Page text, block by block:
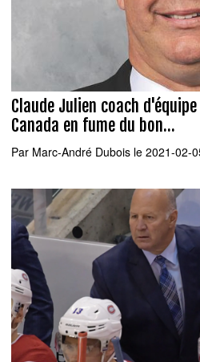
Claude Julien coach
Canada en fume du bon...
Par Marc-André Dubois le 2021-02-